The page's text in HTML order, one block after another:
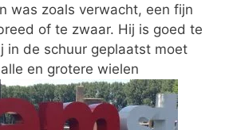
was zoals verwacht, een fijn
of te zwaar. Hij is goed te
in de schuur geplaatst moet
en grotere wielen